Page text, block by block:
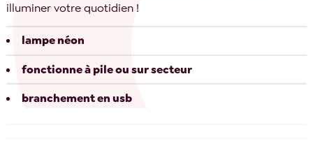
illuminer votre quotidien !
lampe néon
fonctionne à pile ou sur secteur
branchement en usb